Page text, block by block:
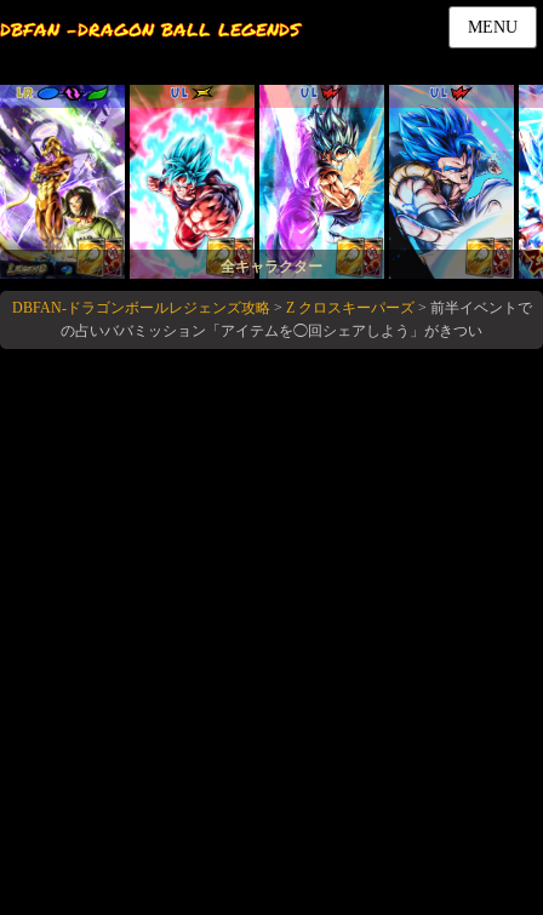
DBFAN -DRAGON BALL LEGENDS MENU
LR UL UL UL
全キャラクター
DBFAN-ドラゴンボールレジェンズ攻略> Z クロスキーパーズ> 前半イベントで
の占いババミッション「アイテムを◯回シェアしよう」がきつい